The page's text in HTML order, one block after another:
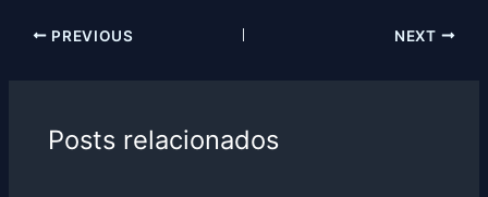
PREVIOUS NEXT
Posts relacionados